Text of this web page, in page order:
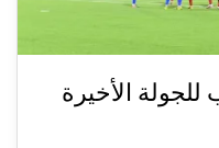
الأخيرة